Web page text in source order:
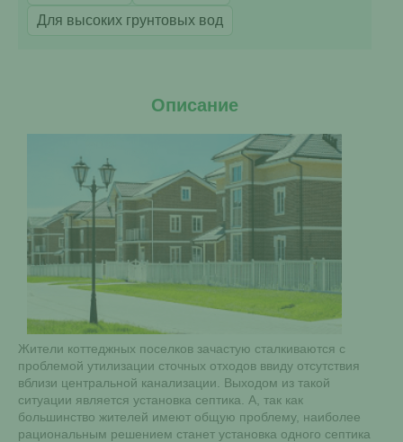
Для высоких грунтовых вод
Описание
Жители коттеджных поселков зачастую сталкиваются с
проблемой утилизации сточных отходов ввиду отсутствия
вблизи центральной канализации. Выходом из такой
ситуации является установка септика. А, так как
большинство жителей имеют общую проблему, наиболее
рациональным решением станет установка одного септика